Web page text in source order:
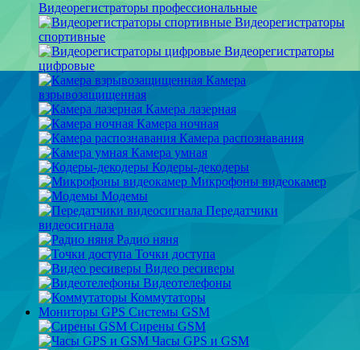
Видеорегистраторы профессиональные
Видеорегистраторы
спортивные
Видеорегистраторы
цифровые
Камера
взрывозащищенная
Камера лазерная
Камера ночная
Камера распознавания
Камера умная
Кодеры-декодеры
Микрофоны видеокамер
Модемы
Передатчики
видеосигнала
Радио няня
Точки доступа
Видео ресиверы
Видеотелефоны
Коммутаторы
Мониторы GPS Системы GSM
Сирены GSM
Часы GPS и GSM